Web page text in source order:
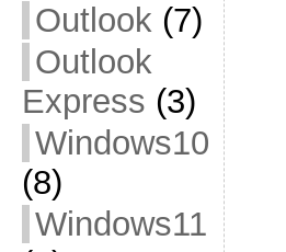
Outlook(7)
Outlook
Express (3)
Windows10
(8)
Windows11